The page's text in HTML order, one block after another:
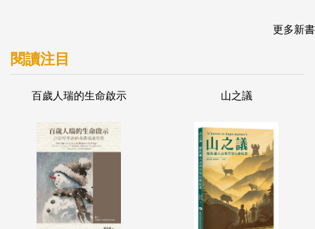
更多新書
閱讀注目
百歲人瑞的生命啟示 山之議